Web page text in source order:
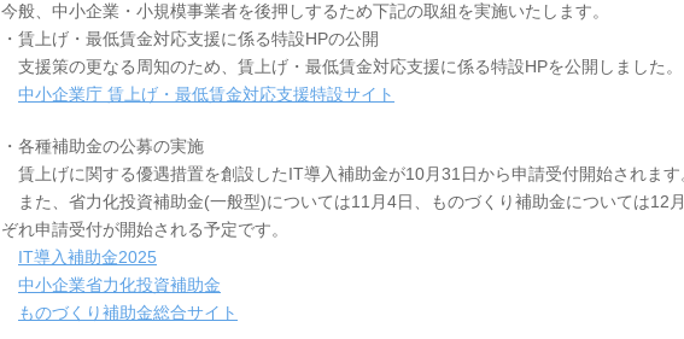
今般、中小企業・小規模事業者を後押しするため下記の取組を実施いたします。
・賃上げ・最低賃金対応支援に係る特設HPの公開
支援策の更なる周知のため、賃上げ・最低賃金対応支援に係る特設HPを公開しました。
中小企業庁 賃上げ・最低賃金対応支援特設サイト
・各種補助金の公募の実施
賃上げに関する優遇措置を創設したIT導入補助金が10月31日から申請受付開始されます
また、省力化投資補助金(一般型)については11月4日、ものづくり補助金については12
ぞれ申請受付が開始される予定です。
IT導入補助金2025
中小企業省力化投資補助金
ものづくり補助金総合サイト